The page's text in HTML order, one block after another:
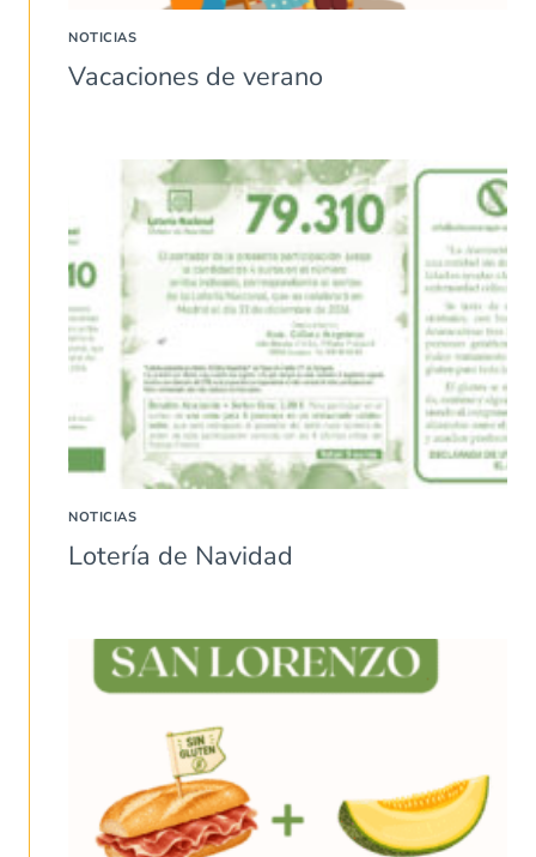
NOTICIAS
Vacaciones de verano
NOTICIAS
Lotería de Navidad